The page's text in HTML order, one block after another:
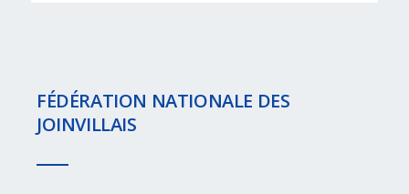
FÉDÉRATION NATIONALE DES
JOINVILLAIS